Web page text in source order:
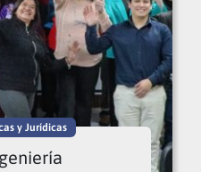
y Jurídicas